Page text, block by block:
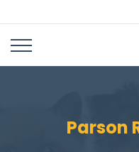
Parson